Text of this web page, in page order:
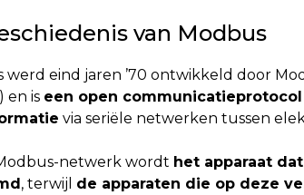
van Modbus
werd eind jaren ’70 ontwikkeld door
en is een open
via seriële netwerken tussen
netwerk wordt het apparaat
, terwijl de apparaten die op deze